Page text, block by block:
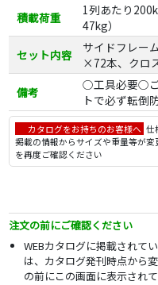
積載荷重
1列あたり
47kg）
セット内容
サイドフレー
×72本、クロ
備考
○工具必要○ご
トで必ず転倒
カタログをお持ちのお客様へ 仕
掲載の情報からサイズや重量等が
を再度ご確認ください
注文の前にご確認ください
WEBカタログに掲載されて
は、カタログ発刊時点から
の前にこの画面に表示され